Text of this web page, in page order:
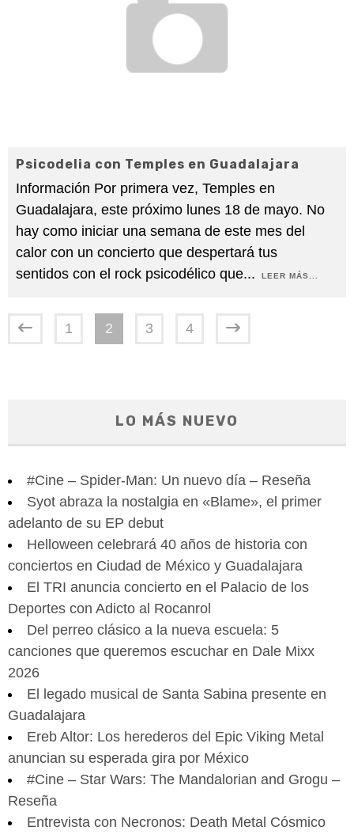
Psicodelia con Temples en Guadalajara
Información Por primera vez, Temples en
Guadalajara, este próximo lunes 18 de mayo. No
hay como iniciar una semana de este mes del
calor con un concierto que despertará tus
sentidos con el rock psicodélico que... LEER MÁS...
1 2 3 4
LO MÁS NUEVO
#Cine – Spider-Man: Un nuevo día – Reseña
Syot abraza la nostalgia en «Blame», el primer
adelanto de su EP debut
Helloween celebrará 40 años de historia con
conciertos en Ciudad de México y Guadalajara
El TRI anuncia concierto en el Palacio de los
Deportes con Adicto al Rocanrol
Del perreo clásico a la nueva escuela: 5
canciones que queremos escuchar en Dale Mixx
2026
El legado musical de Santa Sabina presente en
Guadalajara
Ereb Altor: Los herederos del Epic Viking Metal
anuncian su esperada gira por México
#Cine – Star Wars: The Mandalorian and Grogu –
Reseña
Entrevista con Necronos: Death Metal Cósmico